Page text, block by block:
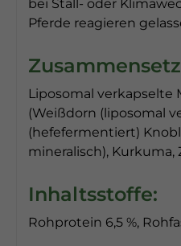
bei Stall- oder
Pferde reagieren
Liposomal verkapselte
(Weißdorn (liposomal
(hefefermentiert)
mineralisch), Kurkuma,
Inhaltsstoffe:
Rohprotein 6,5 %,